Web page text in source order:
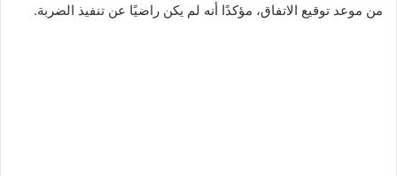
من موعد توقيع الاتفاق، مؤكدًا أنه لم يكن راضيًا عن تنفيذ الضربة.